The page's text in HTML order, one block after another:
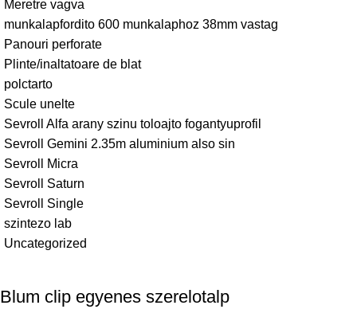
Meretre vagva
munkalapfordito 600 munkalaphoz 38mm vastag
Panouri perforate
Plinte/inaltatoare de blat
polctarto
Scule unelte
Sevroll Alfa arany szinu toloajto fogantyuprofil
Sevroll Gemini 2.35m aluminium also sin
Sevroll Micra
Sevroll Saturn
Sevroll Single
szintezo lab
Uncategorized
Blum clip egyenes szerelotalp